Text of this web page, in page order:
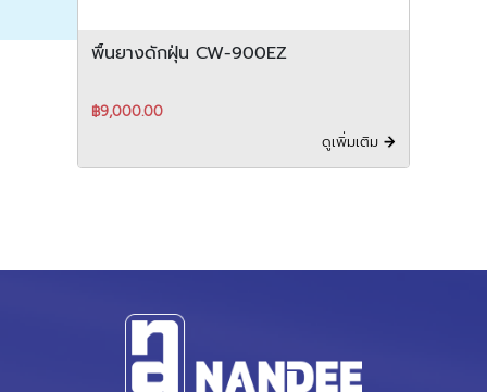
พื้นยางดักฝุ่น CW-900EZ
฿9,000.00
ดูเพิ่มเติม